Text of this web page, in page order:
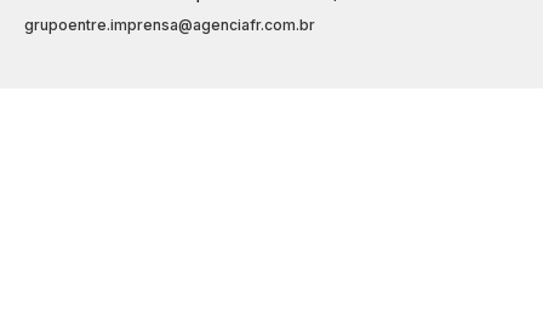
grupoentre.imprensa@agenciafr.com.br